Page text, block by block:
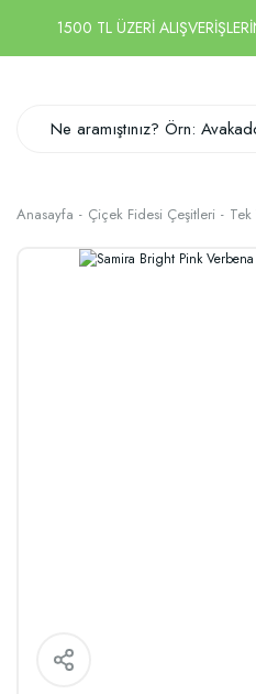
1500 TL ÜZERİ
Anasayfa Çiçek Fidesi Çeşitleri Tek